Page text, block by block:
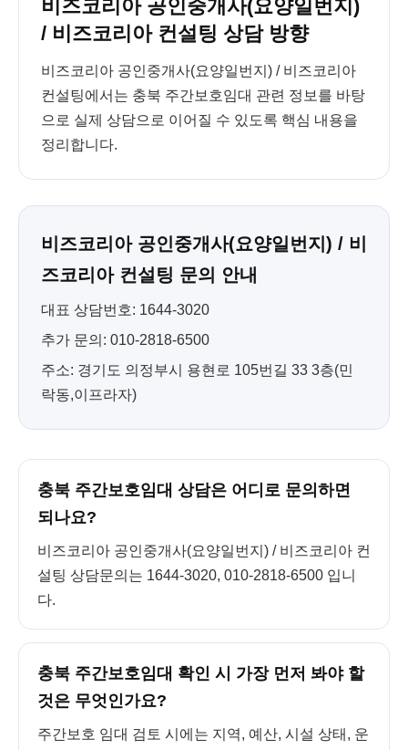
비즈코리아 공인중개사(요양일번지)
/ 비즈코리아 컨설팅 상담 방향
비즈코리아 공인중개사(요양일번지) / 비즈코리아
컨설팅에서는 충북 주간보호임대 관련 정보를 바탕
으로 실제 상담으로 이어질 수 있도록 핵심 내용을
정리합니다.
비즈코리아 공인중개사(요양일번지) / 비
즈코리아 컨설팅 문의 안내
대표 상담번호: 1644-3020
추가 문의: 010-2818-6500
주소: 경기도 의정부시 용현로 105번길 33 3층(민
락동,이프라자)
충북 주간보호임대 상담은 어디로 문의하면
되나요?
비즈코리아 공인중개사(요양일번지) / 비즈코리아 컨
설팅 상담문의는 1644-3020, 010-2818-6500 입니
다.
충북 주간보호임대 확인 시 가장 먼저 봐야 할
것은 무엇인가요?
주간보호 임대 검토 시에는 지역, 예산, 시설 상태, 운